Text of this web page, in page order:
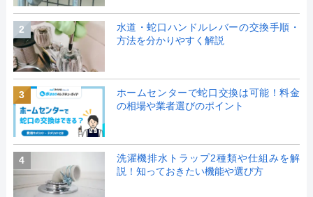
2
水道・蛇口ハンドルレバーの交換手順・
方法を分かりやすく解説
3
ホームセンターで蛇口交換は可能！料金
の相場や業者選びのポイント
4
洗濯機排水トラップ2種類や仕組みを解
説！知っておきたい機能や選び方